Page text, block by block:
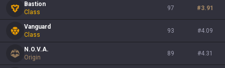
Bastion
Class
97 #3.91
Vanguard
Class
93 #4.09
N.O.V.A.
Origin
89 #4.31